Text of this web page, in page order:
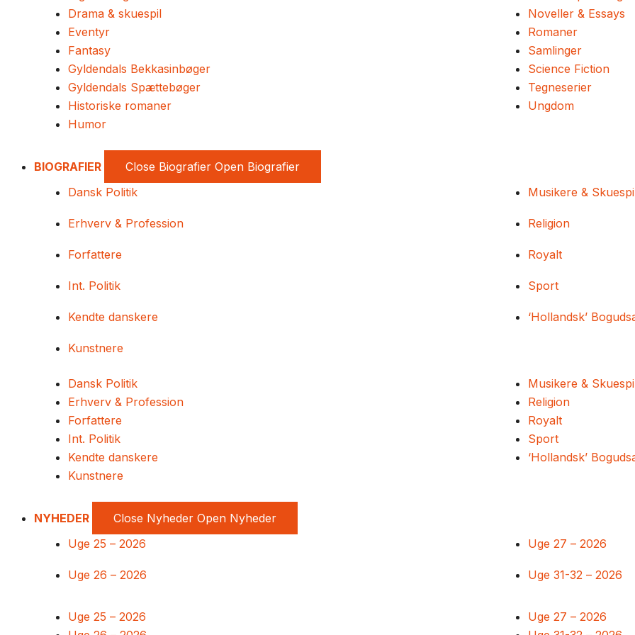
Drama & skuespil
Eventyr
Fantasy
Gyldendals Bekkasinbøger
Gyldendals Spættebøger
Historiske romaner
Humor
Noveller & Essays
Romaner
Samlinger
Science Fiction
Tegneserier
Ungdom
BIOGRAFIER Close Biografier Open Biografier
Dansk Politik
Erhverv & Profession
Forfattere
Int. Politik
Kendte danskere
Kunstnere
Musikere &
Religion
Royalt
Sport
‘Hollandsk’
Dansk Politik
Erhverv & Profession
Forfattere
Int. Politik
Kendte danskere
Kunstnere
Musikere &
Religion
Royalt
Sport
‘Hollandsk’
NYHEDER Close Nyheder Open Nyheder
Uge 25 – 2026
Uge 26 – 2026
Uge 27 – 2026
Uge 31-32 – 2026
Uge 25 – 2026
Uge 27 – 2026